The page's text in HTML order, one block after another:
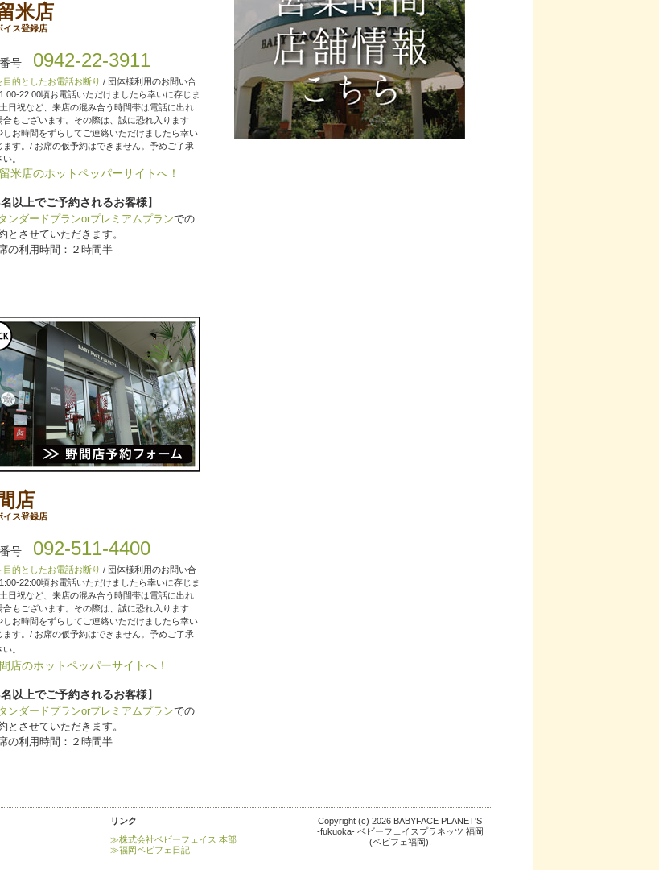
米店
イス登録店
号 0942-22-3911
目的としたお電話お断り / 団体様利用のお問い合
22:00頃お電話いただけましたら幸いに存じま
日祝など、来店の混み合う時間帯は電話に出れ
合もございます。その際は、誠に恐れ入ります
しお時間をずらしてご連絡いただけましたら幸い
ます。/ お席の仮予約はできません。予めご了承
。
米店のホットペッパーサイトへ！
以上でご予約されるお客様】
ンダードプランorプレミアムプランでの
とさせていただきます。
の利用時間：２時間半
店
イス登録店
号 092-511-4400
目的としたお電話お断り / 団体様利用のお問い合
22:00頃お電話いただけましたら幸いに存じま
日祝など、来店の混み合う時間帯は電話に出れ
合もございます。その際は、誠に恐れ入ります
しお時間をずらしてご連絡いただけましたら幸い
ます。/ お席の仮予約はできません。予めご了承
。
店のホットペッパーサイトへ！
以上でご予約されるお客様】
ンダードプランorプレミアムプランでの
とさせていただきます。
の利用時間：２時間半
リンク
≫株式会社ベビーフェイス 本部
≫福岡ベビフェ日記
Copyright (c) 2026 BABYFACE PLANET'S
-fukuoka- ベビーフェイスプラネッツ 福岡
(ベビフェ福岡).